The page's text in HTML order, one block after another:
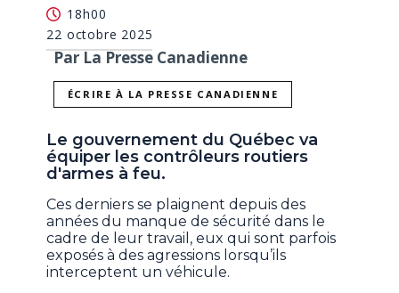
18h00
22 octobre 2025
Par La Presse Canadienne
ÉCRIRE À LA PRESSE CANADIENNE
Le gouvernement du Québec va
équiper les contrôleurs routiers
d'armes à feu.
Ces derniers se plaignent depuis des
années du manque de sécurité dans le
cadre de leur travail, eux qui sont parfois
exposés à des agressions lorsqu’ils
interceptent un véhicule.